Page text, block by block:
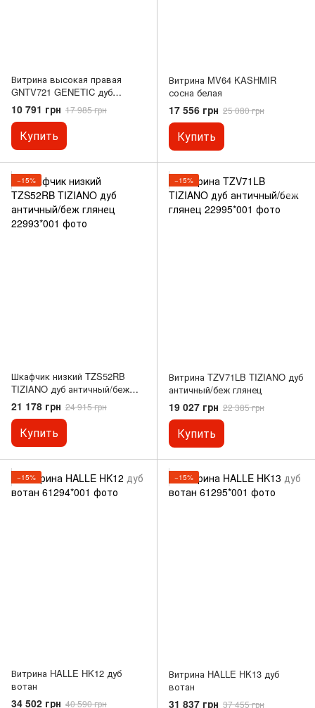
Витрина высокая правая
GNTV721 GENETIC дуб
античный/беж глянец
10 791 грн 17 985 грн
Купить
Витрина MV64 KASHMIR
сосна белая
17 556 грн 25 080 грн
Купить
−15%
Шкафчик низкий TZS52RB
TIZIANO дуб античный/беж
глянец
21 178 грн 24 915 грн
Купить
−15%
Витрина TZV71LB TIZIANO дуб
античный/беж глянец
19 027 грн 22 385 грн
Купить
−15%
Витрина HALLE HK12 дуб
вотан
34 502 грн 40 590 грн
−15%
Витрина HALLE HK13 дуб
вотан
31 837 грн 37 455 грн